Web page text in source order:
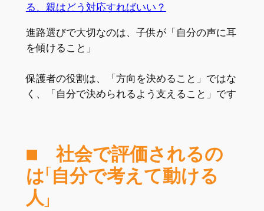
る、親はどう対応すればいい？
進路選びで大切なのは、子供が「自分の声に耳
を傾けること」
保護者の役割は、「方向を決めること」ではな
く、「自分で決められるよう支えること」です
■ 社会で評価されるの
は「自分で考えて動ける
人」